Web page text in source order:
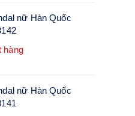
nữ Hàn Quốc
hàng
nữ Hàn Quốc